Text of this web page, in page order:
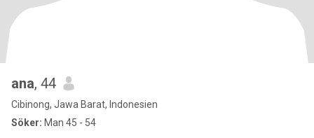
ana, 44
Cibinong, Jawa Barat, Indonesien
Söker: Man 45 - 54